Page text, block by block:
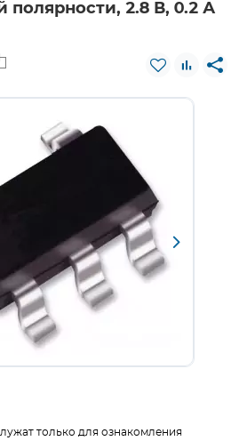
полярности, 2.8 В, 0.2 А
только для ознакомления